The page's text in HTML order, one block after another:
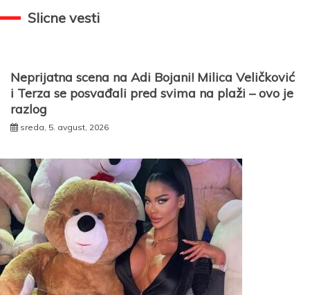
Slicne vesti
Neprijatna scena na Adi Bojani! Milica Veličković
i Terza se posvađali pred svima na plaži – ovo je
razlog
sreda, 5. avgust, 2026